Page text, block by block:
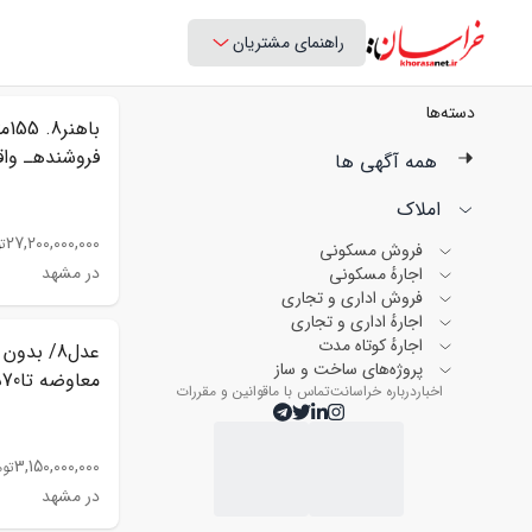
راهنمای مشتریان
دسته‌ها
همه آگهی ها
املاک
فروش مسکونی
اجارهٔ مسکونی
فروش اداری و تجاری
اجارهٔ اداری و تجاری
اجارهٔ کوتاه مدت
پروژه‌های ساخت و ساز
اخباردرباره خراسانتتماس با ماقوانین و مقررات
فروشندهـ
27,200,000,000
در مشهد
معاوضه تا70درصد
3,150,000,000
در مشهد